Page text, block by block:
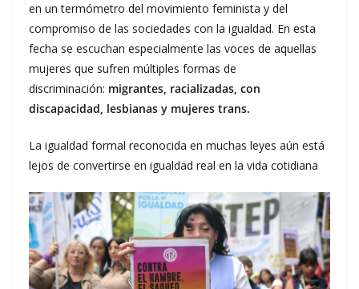
en un termómetro del movimiento feminista y del
compromiso de las sociedades con la igualdad. En esta
fecha se escuchan especialmente las voces de aquellas
mujeres que sufren múltiples formas de
discriminación: migrantes, racializadas, con
discapacidad, lesbianas y mujeres trans.
La igualdad formal reconocida en muchas leyes aún está
lejos de convertirse en igualdad real en la vida cotidiana